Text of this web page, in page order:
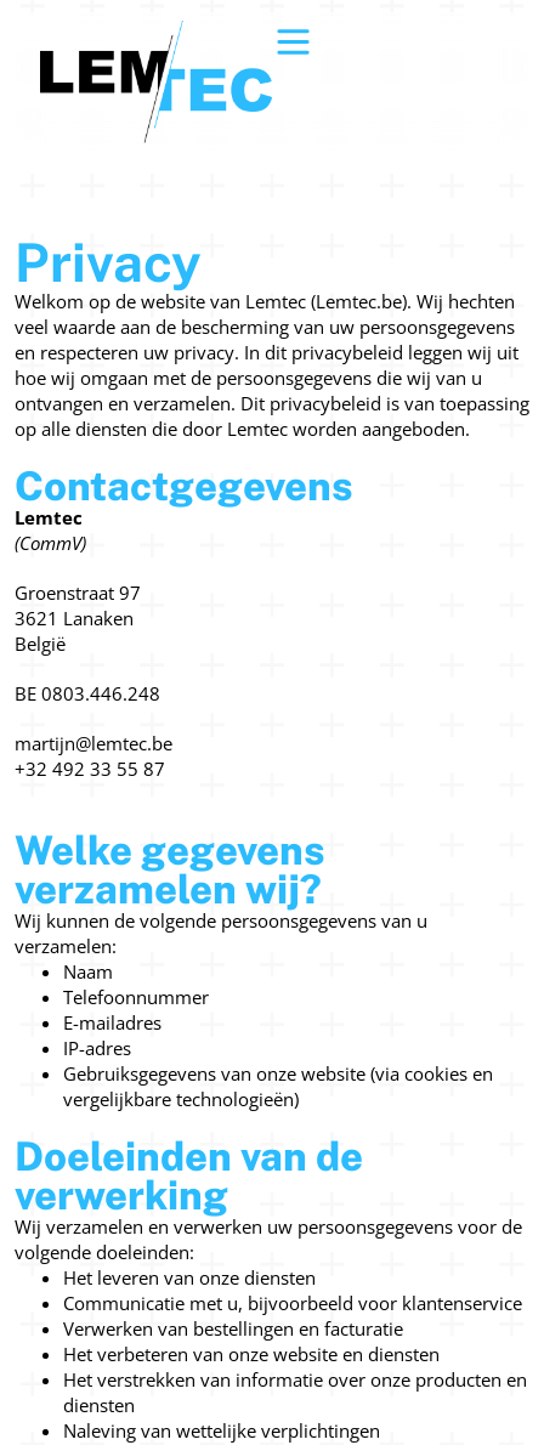
Privacy
Welkom op de website van Lemtec (Lemtec.be). Wij hechten
veel waarde aan de bescherming van uw persoonsgegevens
en respecteren uw privacy. In dit privacybeleid leggen wij uit
hoe wij omgaan met de persoonsgegevens die wij van u
ontvangen en verzamelen. Dit privacybeleid is van toepassing
op alle diensten die door Lemtec worden aangeboden.
Contactgegevens
Lemtec
(CommV)
Groenstraat 97
3621 Lanaken
België
BE 0803.446.248
martijn@lemtec.be
+32 492 33 55 87
Welke gegevens
verzamelen wij?
Wij kunnen de volgende persoonsgegevens van u
verzamelen:
Naam
Telefoonnummer
E-mailadres
IP-adres
Gebruiksgegevens van onze website (via cookies en
vergelijkbare technologieën)
Doeleinden van de
verwerking
Wij verzamelen en verwerken uw persoonsgegevens voor de
volgende doeleinden:
Het leveren van onze diensten
Communicatie met u, bijvoorbeeld voor klantenservice
Verwerken van bestellingen en facturatie
Het verbeteren van onze website en diensten
Het verstrekken van informatie over onze producten en
diensten
Naleving van wettelijke verplichtingen